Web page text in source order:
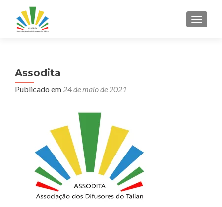
Assodita
Publicado em 24 de maio de 2021